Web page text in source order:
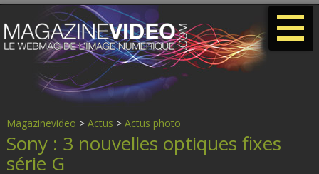
Magazinevideo > Actus > Actus photo
Sony : 3 nouvelles optiques fixes
série G
-
-
-